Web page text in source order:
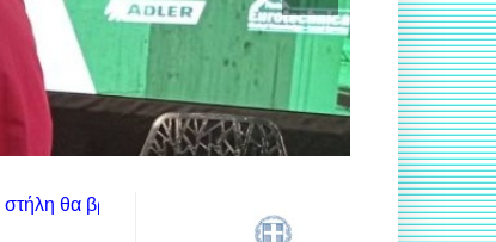
των αντίστοιχων υπηρεσιών.